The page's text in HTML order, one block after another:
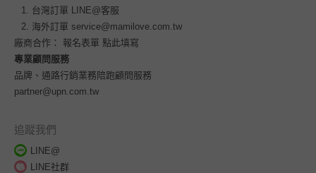
台灣訂單
LINE@客服
海外訂單 service@mamilove.com.tw
廠商合作： 報名表單 點此填寫
專業顧問服務
品牌、通路行銷業務陪跑顧問服務
partner@upn.com.tw
追蹤我們
LINE@
LINE社群